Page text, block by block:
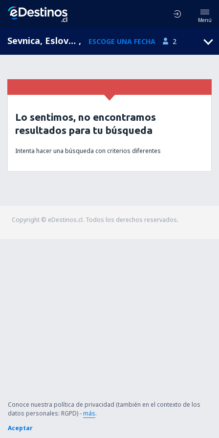
Menú
Sevnica, Eslovenia , ESCOGE UNA FECHA 2
Lo sentimos, no encontramos
resultados para tu búsqueda
Intenta hacer una búsqueda con criterios diferentes
Copyright © eDestinos.cl. Todos los derechos reservados.
Conoce nuestra política de privacidad (también en el contexto de los
datos personales: RGPD) -más.
Aceptar